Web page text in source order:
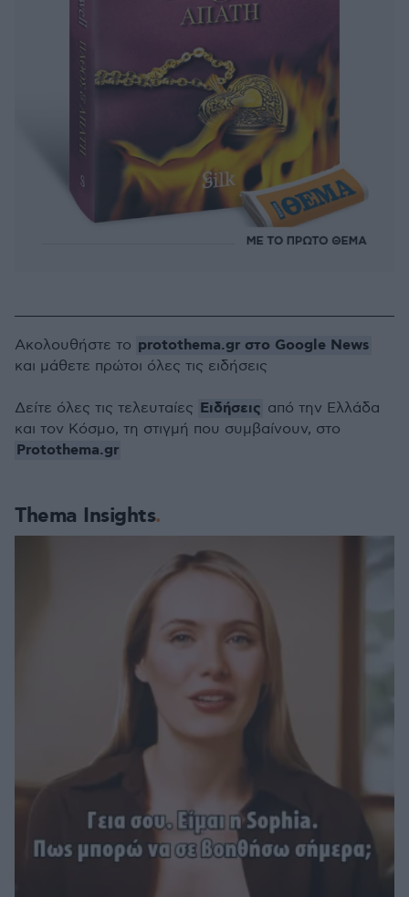
Thema Insights
Ακολουθήστε το protothema.gr στο Google News
και μάθετε πρώτοι όλες τις ειδήσεις
Δείτε όλες τις τελευταίες Ειδήσεις από την Ελλάδα
και τον Κόσμο, τη στιγμή που συμβαίνουν, στο
Protothema.gr